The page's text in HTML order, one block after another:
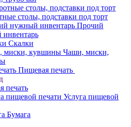
столы, подставки под торт
Прочий
Скалки
Чаши, миски,
Пищевая печать
печать
Услуга пищевой
Бумага